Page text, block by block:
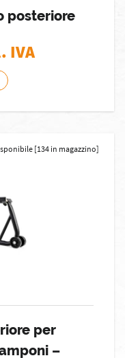
posteriore
IVA
[134 in magazzino]
per
–